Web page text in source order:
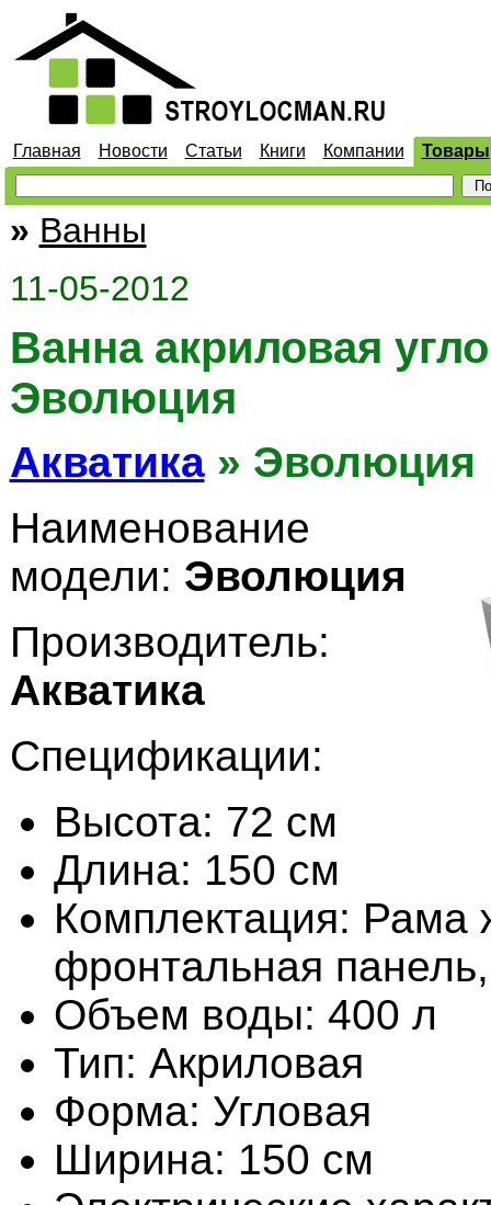
Главная Новости Статьи Книги Компании Товары
» Ванны
11-05-2012
Ванна акриловая
Эволюция
Акватика» Эволюция
Наименование
модели: Эволюция
Производитель:
Акватика
Спецификации:
Высота: 72 см
Длина: 150 см
Комплектация: Рама
фронтальная
Объем воды: 400 л
Тип: Акриловая
Форма: Угловая
Ширина: 150 см